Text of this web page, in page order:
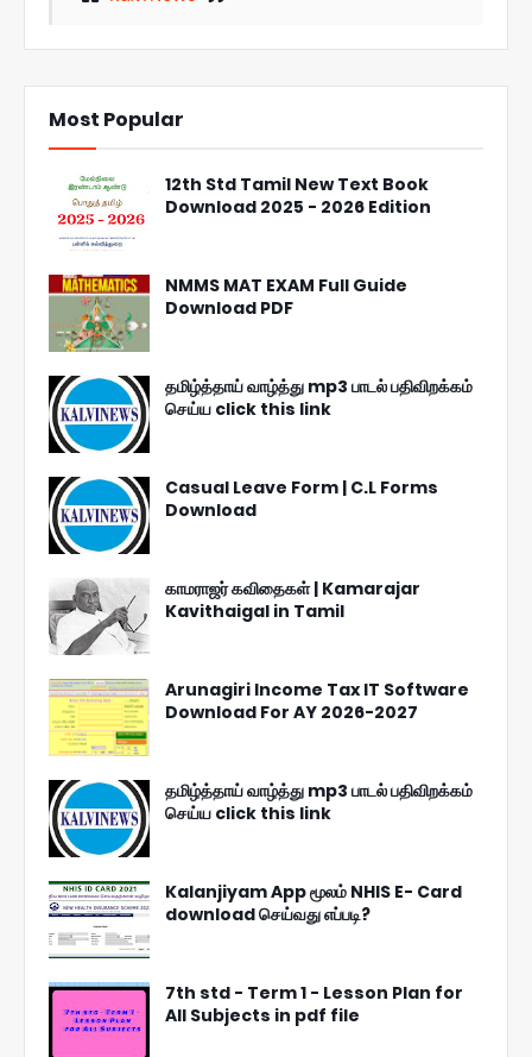
Most Popular
12th Std Tamil New Text Book
Download 2025 - 2026 Edition
NMMS MAT EXAM Full Guide
Download PDF
தமிழ்த்தாய் வாழ்த்து mp3 பாடல் பதிவிறக்கம்
செய்ய click this link
Casual Leave Form | C.L Forms
Download
காமராஜர் கவிதைகள் | Kamarajar
Kavithaigal in Tamil
Arunagiri Income Tax IT Software
Download For AY 2026-2027
தமிழ்த்தாய் வாழ்த்து mp3 பாடல் பதிவிறக்கம்
செய்ய click this link
Kalanjiyam App மூலம் NHIS E- Card
download செய்வது எப்படி?
7th std - Term 1 - Lesson Plan for
All Subjects in pdf file